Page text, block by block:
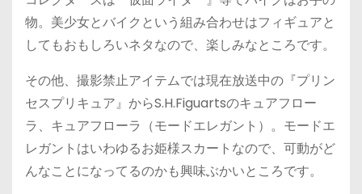
物。美少女とバイクという組み合わせはフィギュアと
してもおもしろいネタなので、楽しみなところです。
その他、撮影禁止アイテムでは現在放送中の『プリン
セスプリキュア』からS.H.Figuartsのキュアフロー
ラ、キュアフローラ（モードエレガント）。モードエ
レガントはいわゆるお姫様スカートなので、可動がど
んなことになってるのかも興味ぶかいところです。